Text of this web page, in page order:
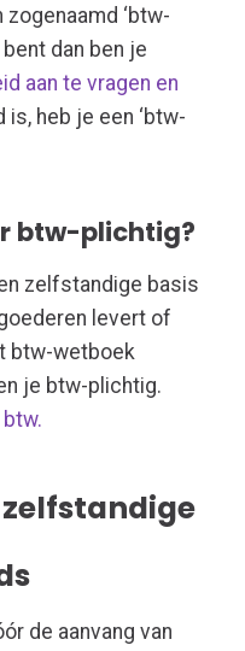
‘btw-
dan ben je
aan te vragen en
is, heb je een ‘btw-
btw-plichtig?
zelfstandige basis
levert of
btw-wetboek
je btw-plichtig.
de aanvang van